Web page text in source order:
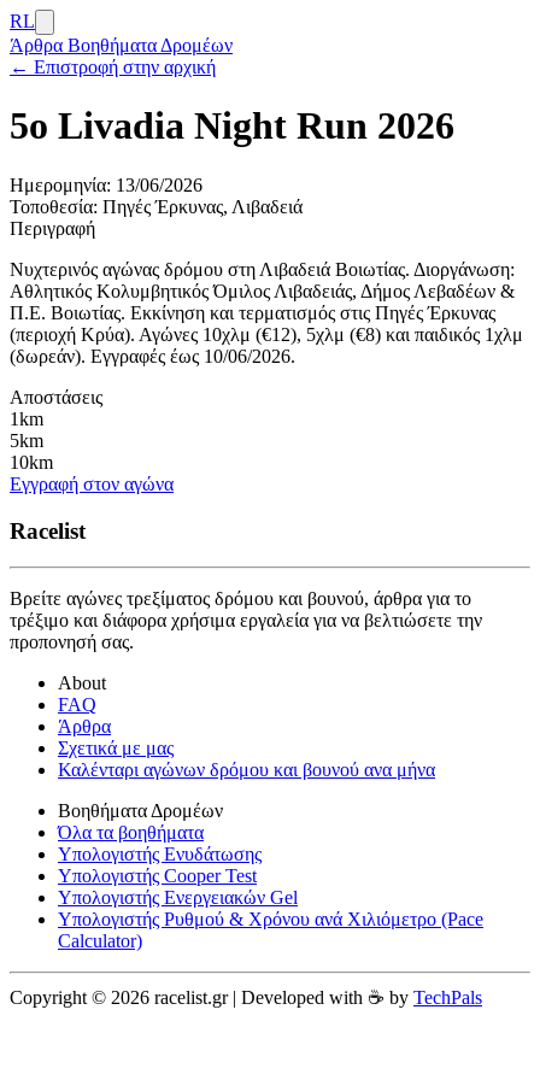
RL
Άρθρα Βοηθήματα Δρομέων
← Επιστροφή στην αρχική
5ο Livadia Night Run 2026
Ημερομηνία: 13/06/2026
Τοποθεσία: Πηγές Έρκυνας, Λιβαδειά
Περιγραφή
Νυχτερινός αγώνας δρόμου στη Λιβαδειά Βοιωτίας. Διοργάνωση:
Αθλητικός Κολυμβητικός Όμιλος Λιβαδειάς, Δήμος Λεβαδέων &
Π.Ε. Βοιωτίας. Εκκίνηση και τερματισμός στις Πηγές Έρκυνας
(περιοχή Κρύα). Αγώνες 10χλμ (€12), 5χλμ (€8) και παιδικός 1χλμ
(δωρεάν). Εγγραφές έως 10/06/2026.
Αποστάσεις
1km
5km
10km
Εγγραφή στον αγώνα
Racelist
Βρείτε αγώνες τρεξίματος δρόμου και βουνού, άρθρα για το
τρέξιμο και διάφορα χρήσιμα εργαλεία για να βελτιώσετε την
προπονησή σας.
About
FAQ
Άρθρα
Σχετικά με μας
Καλένταρι αγώνων δρόμου και βουνού ανα μήνα
Βοηθήματα Δρομέων
Όλα τα βοηθήματα
Υπολογιστής Ενυδάτωσης
Υπολογιστής Cooper Test
Υπολογιστής Ενεργειακών Gel
Υπολογιστής Ρυθμού & Χρόνου ανά Χιλιόμετρο (Pace
Calculator)
Copyright © 2026 racelist.gr | Developed with ☕️ by TechPals